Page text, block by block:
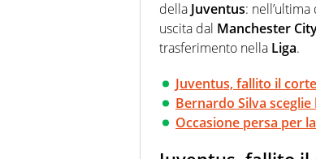
della Juventus:
uscita dal Manchester
trasferimento nella Liga.
Juventus, fallito il
Bernardo Silva sceglie
Occasione persa per